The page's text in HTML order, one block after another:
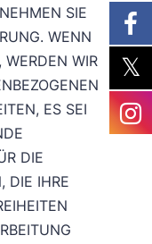
SIE
WENN
WERDEN WIR
ES SEI
DIE
DIE IHRE